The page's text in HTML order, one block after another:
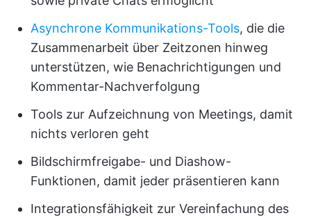
Asynchrone Kommunikations-Tools, die die
Zusammenarbeit über Zeitzonen hinweg
unterstützen, wie Benachrichtigungen und
Kommentar-Nachverfolgung
Tools zur Aufzeichnung von Meetings, damit
nichts verloren geht
Bildschirmfreigabe- und Diashow-
Funktionen, damit jeder präsentieren kann
Integrationsfähigkeit zur Vereinfachung des